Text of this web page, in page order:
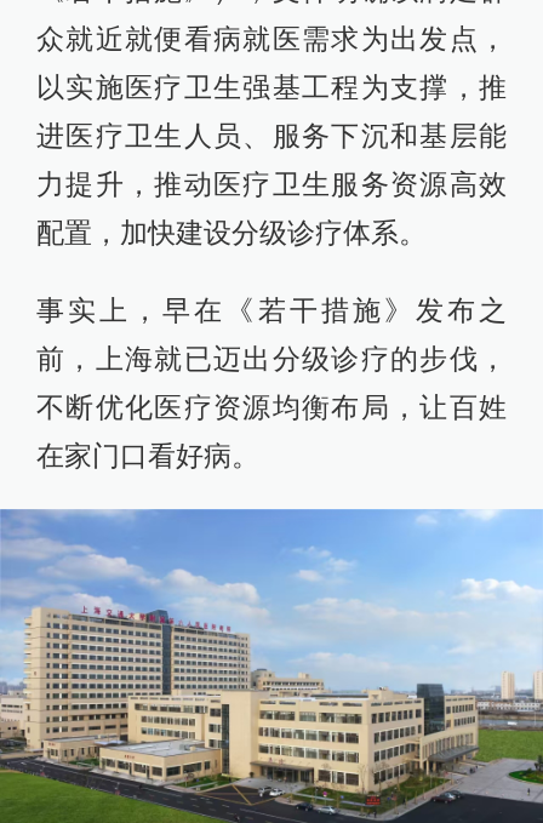
众就近就便看病就医需求为出发点，
以实施医疗卫生强基工程为支撑，推
进医疗卫生人员、服务下沉和基层能
力提升，推动医疗卫生服务资源高效
配置，加快建设分级诊疗体系。
事实上，早在《若干措施》发布之
前，上海就已迈出分级诊疗的步伐，
不断优化医疗资源均衡布局，让百姓
在家门口看好病。